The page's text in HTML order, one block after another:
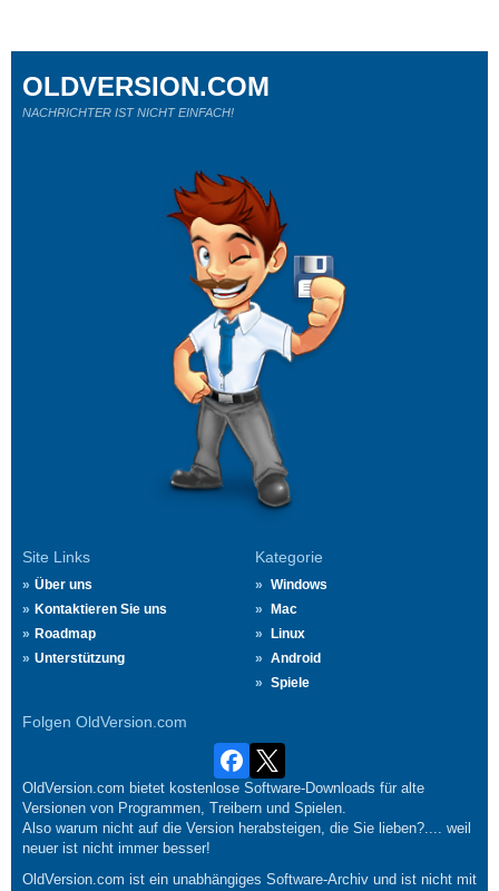
Site Links
Über uns
Kontaktieren Sie uns
Roadmap
Unterstützung
Kategorie
Windows
Mac
Linux
Android
Spiele
Folgen OldVersion.com
OLDVERSION.COM
NACHRICHTER IST NICHT EINFACH!
OldVersion.com bietet kostenlose Software-Downloads für alte
Versionen von Programmen, Treibern und Spielen.
Also warum nicht auf die Version herabsteigen, die Sie lieben?.... weil
neuer ist nicht immer besser!
OldVersion.com ist ein unabhängiges Software-Archiv und ist nicht mit